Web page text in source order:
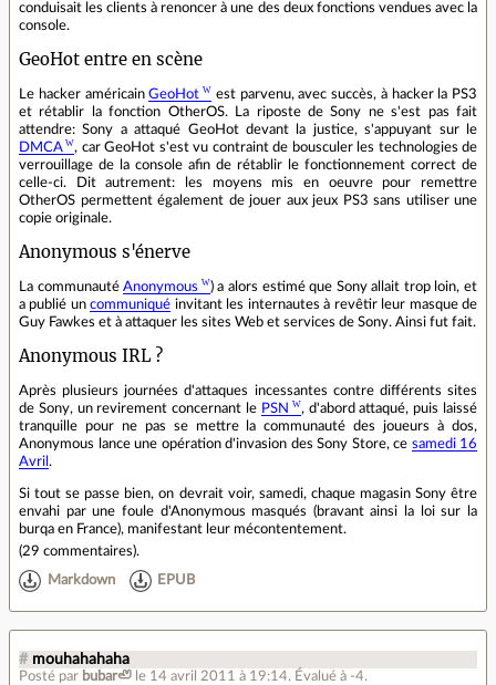
conduisait les clients à renoncer à une des deux fonctions vendues avec la
console.
GeoHot entre en scène
Le hacker américainGeoHot
est parvenu, avec succès, à hacker la PS3
et rétablir la fonction OtherOS. La riposte de Sony ne s'est pas fait
attendre: Sony a attaqué GeoHot devant la justice, s'appuyant sur le
DMCA
, car GeoHot s'est vu contraint de bousculer les technologies de
verrouillage de la console afin de rétablir le fonctionnement correct de
celle-ci. Dit autrement: les moyens mis en oeuvre pour remettre
OtherOS permettent également de jouer aux jeux PS3 sans utiliser une
copie originale.
Anonymous s'énerve
La communautéAnonymous
) a alors estimé que Sony allait trop loin, et
a publié uncommuniqué invitant les internautes à revêtir leur masque de
Guy Fawkes et à attaquer les sites Web et services de Sony. Ainsi fut fait.
Anonymous IRL ?
Après plusieurs journées d'attaques incessantes contre différents sites
de Sony, un revirement concernant le PSN
, d'abord attaqué, puis laissé
tranquille pour ne pas se mettre la communauté des joueurs à dos,
Anonymous lance une opération d'invasion des Sony Store, ce samedi 16
Avril .
Si tout se passe bien, on devrait voir, samedi, chaque magasin Sony être
envahi par une foule d'Anonymous masqués (bravant ainsi la loi sur la
burqa en France), manifestant leur mécontentement.
(29 commentaires).
Markdown EPUB
# mouhahahaha
Posté par bubar🦥 le 14 avril 2011 à 19:14. Évalué à -4.